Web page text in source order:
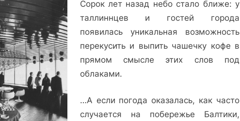
Общепит
за
облаками:
телебашни
Сорок лет назад небо стало ближе: у
таллиннцев и гостей города
появилась уникальная возможность
перекусить и выпить чашечку кофе в
прямом смысле этих слов под
облаками.
…А если погода оказалась, как часто
случается на побережье Балтики,